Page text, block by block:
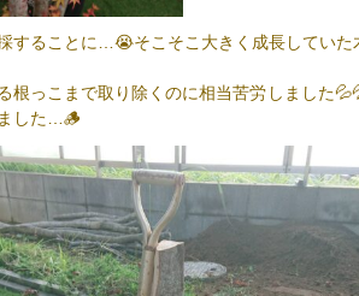
することに…😭そこそこ大きく成長してい
根っこまで取り除くのに相当苦労しました
した…🪵